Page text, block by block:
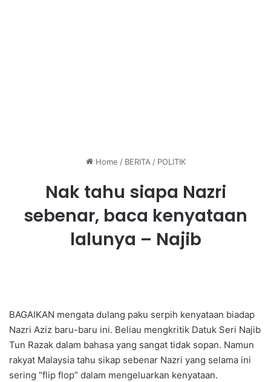
Home / BERITA / POLITIK
Nak tahu siapa Nazri
sebenar, baca kenyataan
lalunya – Najib
BAGAIKAN mengata dulang paku serpih kenyataan biadap
Nazri Aziz baru-baru ini. Beliau mengkritik Datuk Seri Najib
Tun Razak dalam bahasa yang sangat tidak sopan. Namun
rakyat Malaysia tahu sikap sebenar Nazri yang selama ini
sering “flip flop” dalam mengeluarkan kenyataan.